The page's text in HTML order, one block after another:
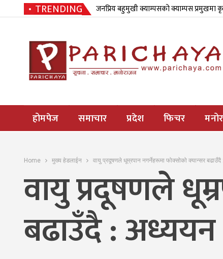
TRENDING जनप्रिय बहुमुखी क्याम्पसको क्याम्पस प्रमुखमा
होमपेज समाचार प्रदेश फिचर
Home मुख्य हेडलाईन वायु प्रदूषणले धूम्रपान नगर्नेहरूमा फोक्सोको क्यान्सर
वायु प्रदूषणले
बढाउँदै : अध्ययन